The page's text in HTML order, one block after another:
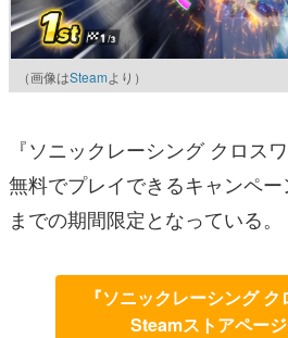
（画像はSteamより）
『ソニックレーシング クロス
無料でプレイできるキャンペ
までの期間限定となっている。
『ソニックレーシング ク
Steamストアペー